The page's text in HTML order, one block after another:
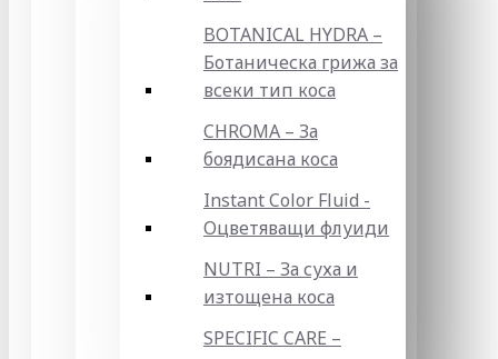
BOTANICAL HYDRA –
Ботаническа грижа за
всеки тип коса
CHROMA – За
боядисана коса
Instant Color Fluid -
Оцветяващи флуиди
NUTRI – За суха и
изтощена коса
SPECIFIC CARE –